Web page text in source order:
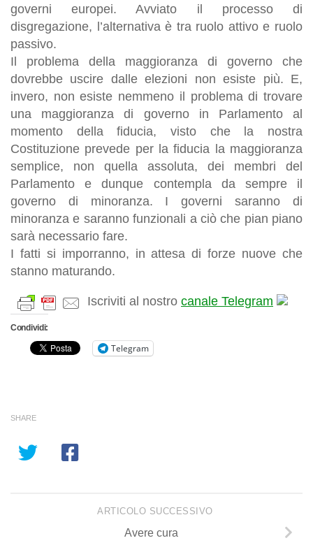
governi europei. Avviato il processo di
disgregazione, l’alternativa è tra ruolo attivo e ruolo
passivo.
Il problema della maggioranza di governo che
dovrebbe uscire dalle elezioni non esiste più. E,
invero, non esiste nemmeno il problema di trovare
una maggioranza di governo in Parlamento al
momento della fiducia, visto che la nostra
Costituzione prevede per la fiducia la maggioranza
semplice, non quella assoluta, dei membri del
Parlamento e dunque contempla da sempre il
governo di minoranza. I governi saranno di
minoranza e saranno funzionali a ciò che pian piano
sarà necessario fare.
I fatti si imporranno, in attesa di forze nuove che
stanno maturando.
Iscriviti al nostro canale Telegram
Condividi:
Telegram
SHARE
ARTICOLO SUCCESSIVO
Avere cura